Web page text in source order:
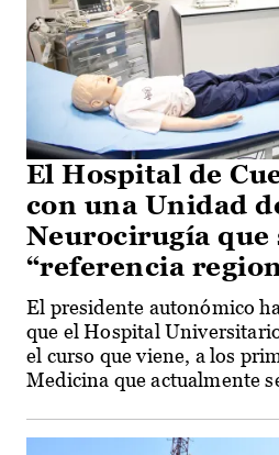
El Hospital de
con una Unidad
Neurocirugía que
“referencia
El presidente autonómico
que el Hospital
el curso que viene, a los
Medicina que actualmente